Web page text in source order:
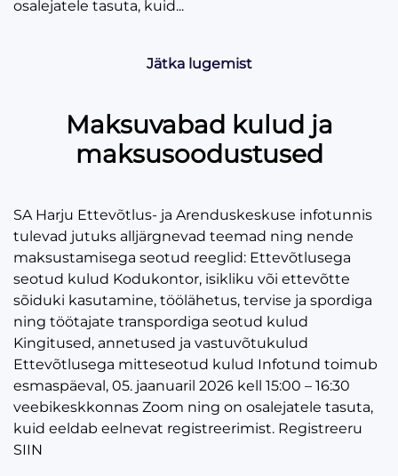
osalejatele tasuta, kuid...
Jätka lugemist
Maksuvabad kulud ja
maksusoodustused
SA Harju Ettevõtlus- ja Arenduskeskuse infotunnis
tulevad jutuks alljärgnevad teemad ning nende
maksustamisega seotud reeglid: Ettevõtlusega
seotud kulud Kodukontor, isikliku või ettevõtte
sõiduki kasutamine, töölähetus, tervise ja spordiga
ning töötajate transpordiga seotud kulud
Kingitused, annetused ja vastuvõtukulud
Ettevõtlusega mitteseotud kulud Infotund toimub
esmaspäeval, 05. jaanuaril 2026 kell 15:00 – 16:30
veebikeskkonnas Zoom ning on osalejatele tasuta,
kuid eeldab eelnevat registreerimist. Registreeru
SIIN